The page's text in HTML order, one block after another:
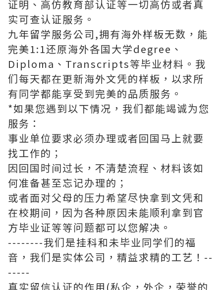
证明、高仿教育部认证等一切高仿或者真
实可查认证服务。
九年留学服务公司,拥有海外样板无数，能
完美1:1还原海外各国大学degree、
Diploma、Transcripts等毕业材料。我
们每天都在更新海外文凭的样板，以求所
有同学都能享受到完美的品质服务。
*如果您遇到以下情况，我们都能竭诚为您
服务：
事业单位要求必须办理或者回国马上就要
找工作的；
因回国时间过长，不清楚流程、材料该如
何准备甚至忘记办理的；
或者面对父母的压力希望尽快拿到文凭和
在校期间，因为各种原因未能顺利拿到官
方毕业证等等问题都可以您解决。
--------我们是挂科和未毕业同学们的福
音，我们是实体公司，精益求精的工艺！--
-----
真实留信认证的作用(私企，外企，荣誉的